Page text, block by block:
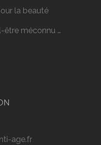
la beauté
être méconnu …
age.fr